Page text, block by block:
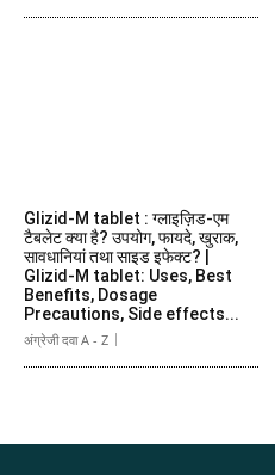
Glizid-M tablet : ग्लाइज़िड-एम
टैबलेट क्या है? उपयोग, फायदे, खुराक,
सावधानियां तथा साइड इफेक्ट? |
Glizid-M tablet: Uses, Best
Benefits, Dosage
Precautions, Side effects...
अंग्रेजी दवा A - Z